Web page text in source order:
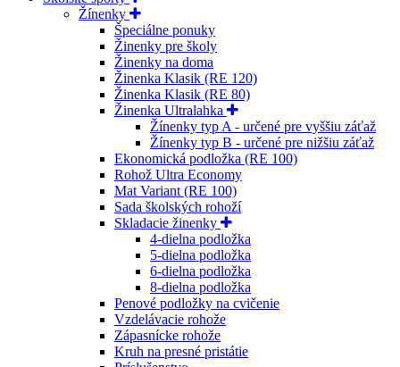
Žínenky
Špeciálne ponuky
Žinenky pre školy
Žinenky na doma
Žinenka Klasik (RE 120)
Žinenka Klasik (RE 80)
Žinenka Ultralahka
Žínenky typ A - určené pre vyššiu záťaž
Žínenky typ B - určené pre nižšiu záťaž
Ekonomická podložka (RE 100)
Rohož Ultra Economy
Mat Variant (RE 100)
Sada školských rohoží
Skladacie žinenky
4-dielna podložka
5-dielna podložka
6-dielna podložka
8-dielna podložka
Penové podložky na cvičenie
Vzdelávacie rohože
Zápasnícke rohože
Kruh na presné pristátie